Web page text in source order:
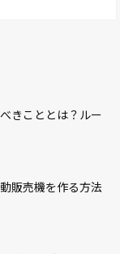
きこととは？ルー
販売機を作る方法